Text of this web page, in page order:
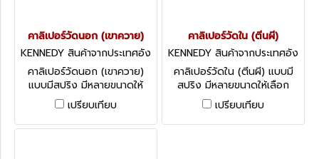
คาลิเปอร์วัดนอก (เขาควาย)
KENNEDY สินค้าจากประเทศอัง
กฤษ-1
คาลิเปอร์วัดนอก (เขาควาย)
แบบมีสปริง มีหลายขนาดให้
เลือก KENNEDY SPRING
TYPE OUTSIDE CALIPER-
SOLID NUT
เปรียบเทียบ
คาลิเปอร์วัดใน (ตีนผี)
KENNEDY สินค้าจากประเทศอัง
กฤษ-1
คาลิเปอร์วัดใน (ตีนผี) แบบมี
สปริง มีหลายขนาดให้เลือก
KENNEDY SPRING TYPE
INSIDE CALIPER-SOLID NUT
เปรียบเทียบ